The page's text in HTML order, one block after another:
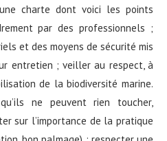
charte dont voici les points
par des professionnels ;
et des moyens de sécurité mis
entretien ; veiller au respect, à
de la biodiversité marine.
ne peuvent rien toucher,
sur l’importance de la pratique